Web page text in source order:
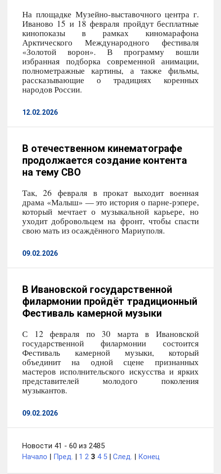
На площадке Музейно-выставочного центра г.
Иваново 15 и 18 февраля пройдут бесплатные
кинопоказы в рамках киномарафона
Арктического Международного фестиваля
«Золотой ворон». В программу вошли
избранная подборка современной анимации,
полнометражные картины, а также фильмы,
рассказывающие о традициях коренных
народов России.
12.02.2026
В отечественном кинематографе
продолжается создание контента
на тему СВО
Так, 26 февраля в прокат выходит военная
драма «Малыш» — это история о парне-рэпере,
который мечтает о музыкальной карьере, но
уходит добровольцем на фронт, чтобы спасти
свою мать из осаждённого Мариуполя.
09.02.2026
В Ивановской государственной
филармонии пройдёт традиционный
Фестиваль камерной музыки
С 12 февраля по 30 марта в Ивановской
государственной филармонии состоится
Фестиваль камерной музыки, который
объединит на одной сцене признанных
мастеров исполнительского искусства и ярких
представителей молодого поколения
музыкантов.
09.02.2026
Новости 41 - 60 из 2485
Начало | Пред. | 1 2 3 4 5 | След. | Конец